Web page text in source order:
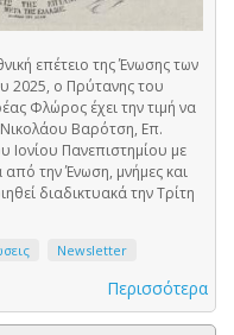
επέτειο της Ένωσης των
2025, ο Πρύτανης του
Φλώρος έχει την τιμή να
Βαρότση, Επ.
Πανεπιστημίου με
την Ένωση, μνήμες και
διαδικτυακά την Τρίτη
Newsletter
Περισσότερα